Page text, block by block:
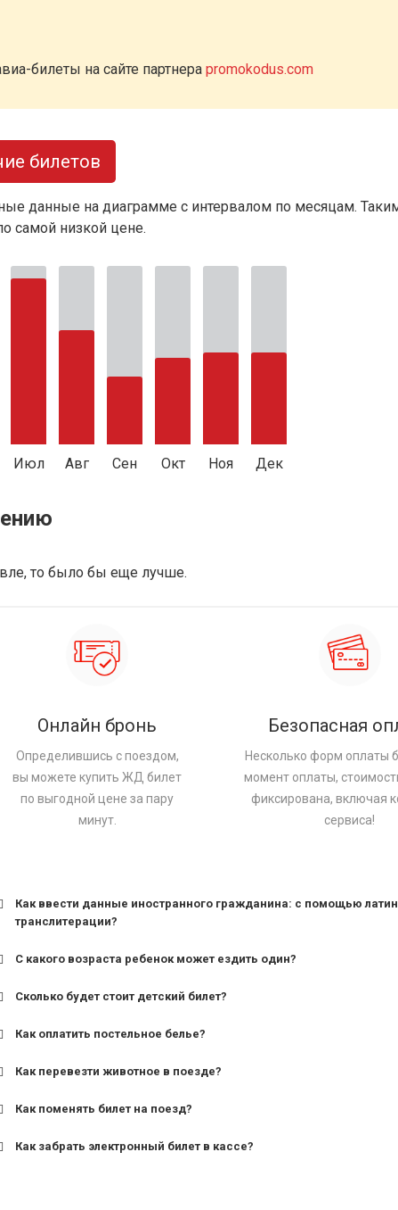
билеты на сайте партнера promokodus.com
билетов
данные на диаграмме с интервалом по месяцам.
самой низкой цене.
Июл Авг Сен Окт Ноя Дек
то было бы еще лучше.
Онлайн бронь
Определившись с поездом,
вы можете купить ЖД билет
по выгодной цене за пару
минут.
Безопасная
Несколько форм оплаты
момент оплаты,
фиксирована, включая
сервиса!
Как ввести данные иностранного гражданина: с помощью
транслитерации?
С какого возраста ребенок может ездить один?
для поездов дальнего следования — от 10 лет и старше;
Сколько будет стоит детский билет?
Как оплатить постельное белье?
Как перевезти животное в поезде?
Как поменять билет на поезд?
Как забрать электронный билет в кассе?